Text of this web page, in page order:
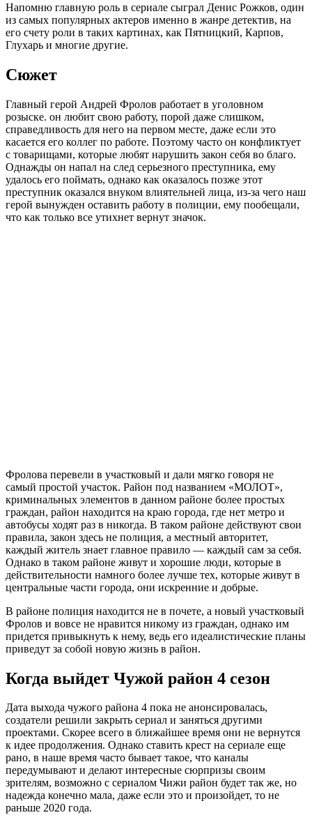
Напомню главную роль в сериале сыграл Денис Рожков, один
из самых популярных актеров именно в жанре детектив, на
его счету роли в таких картинах, как Пятницкий, Карпов,
Глухарь и многие другие.
Сюжет
Главный герой Андрей Фролов работает в уголовном
розыске. он любит свою работу, порой даже слишком,
справедливость для него на первом месте, даже если это
касается его коллег по работе. Поэтому часто он конфликтует
с товарищами, которые любят нарушить закон себя во благо.
Однажды он напал на след серьезного преступника, ему
удалось его поймать, однако как оказалось позже этот
преступник оказался внуком влиятельней лица, из-за чего наш
герой вынужден оставить работу в полиции, ему пообещали,
что как только все утихнет вернут значок.
Фролова перевели в участковый и дали мягко говоря не
самый простой участок. Район под названием «МОЛОТ»,
криминальных элементов в данном районе более простых
граждан, район находится на краю города, где нет метро и
автобусы ходят раз в никогда. В таком районе действуют свои
правила, закон здесь не полиция, а местный авторитет,
каждый житель знает главное правило — каждый сам за себя.
Однако в таком районе живут и хорошие люди, которые в
действительности намного более лучше тех, которые живут в
центральные части города, они искренние и добрые.
В районе полиция находится не в почете, а новый участковый
Фролов и вовсе не нравится никому из граждан, однако им
придется привыкнуть к нему, ведь его идеалистические планы
приведут за собой новую жизнь в район.
Когда выйдет Чужой район 4 сезон
Дата выхода чужого района 4 пока не анонсировалась,
создатели решили закрыть сериал и заняться другими
проектами. Скорее всего в ближайшее время они не вернутся
к идее продолжения. Однако ставить крест на сериале еще
рано, в наше время часто бывает такое, что каналы
передумывают и делают интересные сюрпризы своим
зрителям, возможно с сериалом Чижи район будет так же, но
надежда конечно мала, даже если это и произойдет, то не
раньше 2020 года.